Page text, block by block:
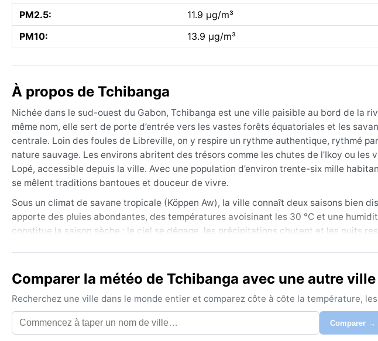
PM2.5:
11.9 µg/m³
PM10:
13.9 µg/m³
À propos de Tchibanga
Nichée dans le sud-ouest du Gabon, Tchibanga est une ville paisible au bord de la
même nom, elle sert de porte d’entrée vers les vastes forêts équatoriales et les
centrale. Loin des foules de Libreville, on y respire un rythme authentique, rythmé
nature sauvage. Les environs abritent des trésors comme les chutes de l’Ikoy ou les
Lopé, accessible depuis la ville. Avec une population d’environ trente-six mille
se mêlent traditions bantoues et douceur de vivre.
Sous un climat de savane tropicale (Köppen Aw), la ville connaît deux saisons bien
apporte des pluies abondantes, des températures avoisinant les 30 °C et une
constitue la saison sèche : le ciel se dégage, les précipitations chutent et les nuits
sont fraîches sans nécessiter de lainage épais.
Le meilleur moment pour profiter de Tchibanga est la saison sèche, de juin à
que les randonnées en forêt deviennent agréables. Les phénomènes météo
pendant la saison humide, mais ni cyclone ni mousson ne viennent perturber la
peuvent surprendre en juillet-août, dissipés dès le lever du soleil. L’harmattan, ce
Comparer la météo de Tchibanga avec une autre ville
Recherchez une ville dans le monde entier et comparez côte à côte la température,
Comparer →